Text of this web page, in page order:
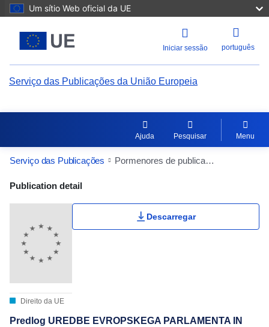
Um sítio Web oficial da UE
Iniciar sessão português
Serviço das Publicações da União Europeia
Ajuda Pesquisar Menu
Serviço das Publicações Pormenores de publicação
Publication Detail Actions Portlet
Publication detail
Direito da UE
Descarregar
Predlog UREDBE EVROPSKEGA PARLAMENTA IN